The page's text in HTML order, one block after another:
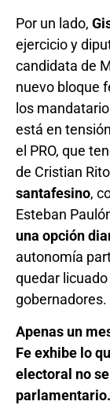
Por un lado,
ejercicio y
candidata de
nuevo bloque
los
está en
el PRO, que
de Cristian
santafesino,
Esteban
una opción
autonomía
quedar
gobernadores.
Apenas un
Fe exhibe lo
electoral no
parlamentario.